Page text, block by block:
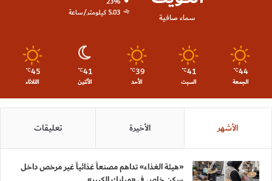
سماء صافية
5.03 كيلومتر/ساعة
44
℃
الجمعة
41
℃
السبت
39
℃
الأحد
41
℃
الأثنين
45
℃
الثلاثاء
الأشهر الأخيرة تعليقات
«هيئة الغذاء» تداهم مصنعاً غذائياً غير مرخص داخل